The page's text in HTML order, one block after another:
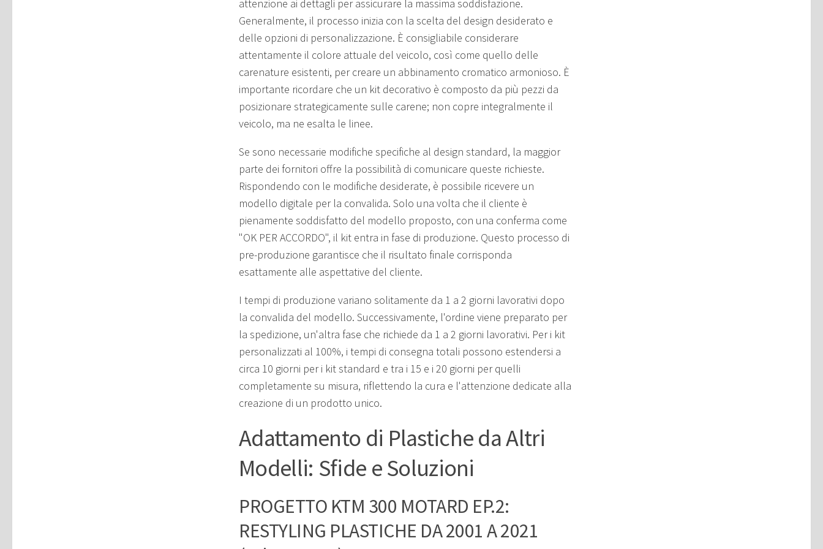
attenzione ai dettagli per assicurare la massima soddisfazione.
Generalmente, il processo inizia con la scelta del design desiderato e
delle opzioni di personalizzazione. È consigliabile considerare
attentamente il colore attuale del veicolo, così come quello delle
carenature esistenti, per creare un abbinamento cromatico armonioso. È
importante ricordare che un kit decorativo è composto da più pezzi da
posizionare strategicamente sulle carene; non copre integralmente il
veicolo, ma ne esalta le linee.
Se sono necessarie modifiche specifiche al design standard, la maggior
parte dei fornitori offre la possibilità di comunicare queste richieste.
Rispondendo con le modifiche desiderate, è possibile ricevere un
modello digitale per la convalida. Solo una volta che il cliente è
pienamente soddisfatto del modello proposto, con una conferma come
"OK PER ACCORDO", il kit entra in fase di produzione. Questo processo di
pre-produzione garantisce che il risultato finale corrisponda
esattamente alle aspettative del cliente.
I tempi di produzione variano solitamente da 1 a 2 giorni lavorativi dopo
la convalida del modello. Successivamente, l'ordine viene preparato per
la spedizione, un'altra fase che richiede da 1 a 2 giorni lavorativi. Per i kit
personalizzati al 100%, i tempi di consegna totali possono estendersi a
circa 10 giorni per i kit standard e tra i 15 e i 20 giorni per quelli
completamente su misura, riflettendo la cura e l'attenzione dedicate alla
creazione di un prodotto unico.
Adattamento di Plastiche da Altri
Modelli: Sfide e Soluzioni
PROGETTO KTM 300 MOTARD EP.2:
RESTYLING PLASTICHE DA 2001 A 2021